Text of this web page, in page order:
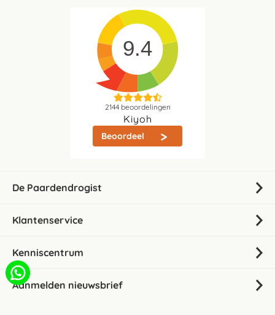
9.4
2144beoordelingen
Kiyoh
Beoordeel
De Paardendrogist
Klantenservice
Kenniscentrum
Aanmelden nieuwsbrief